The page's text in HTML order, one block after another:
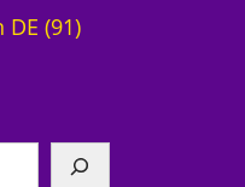
4
DE 919
r